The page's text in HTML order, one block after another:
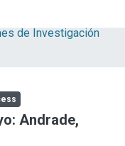
de Investigación
Andrade,